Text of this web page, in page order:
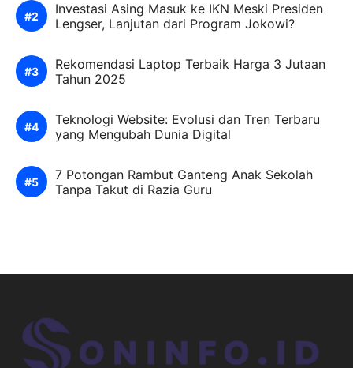
Investasi Asing Masuk ke IKN Meski Presiden
Lengser, Lanjutan dari Program Jokowi?
Rekomendasi Laptop Terbaik Harga 3 Jutaan
Tahun 2025
Teknologi Website: Evolusi dan Tren Terbaru
yang Mengubah Dunia Digital
7 Potongan Rambut Ganteng Anak Sekolah
Tanpa Takut di Razia Guru